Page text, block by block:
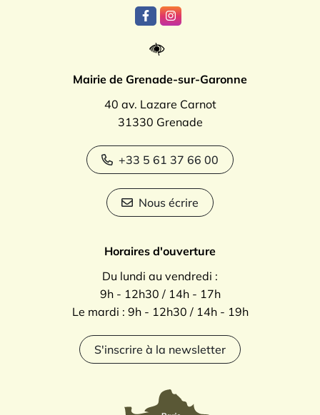
Lien vers le compte Facebook
Lien vers le compte
Mairie de Grenade-sur-Garonne
40 av. Lazare Carnot
31330 Grenade
+33 5 61 37 66 00
Nous écrire
Horaires d'ouverture
Du lundi au vendredi :
9h - 12h30 / 14h - 17h
Le mardi : 9h - 12h30 / 14h - 19h
S'inscrire à la newsletter